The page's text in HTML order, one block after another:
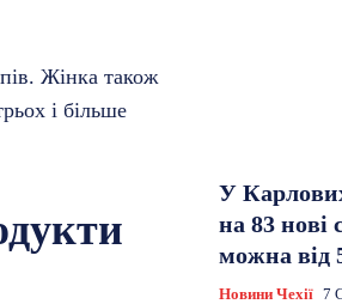
Жінка також
і більше
У
на 83 нові
можна від
Новини Чехії 7